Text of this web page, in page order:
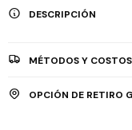
DESCRIPCIÓN
MÉTODOS Y
OPCIÓN DE RETIRO